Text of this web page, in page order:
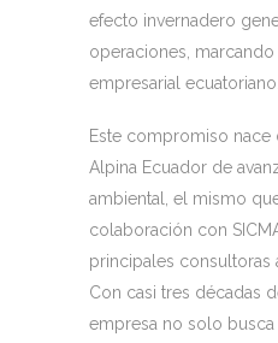
efecto invernadero
operaciones,
empresarial ecuatoriano.
Este compromiso
Alpina Ecuador de
ambiental, el mismo
colaboración con
principales consultoras
Con casi tres décadas
empresa no solo busca